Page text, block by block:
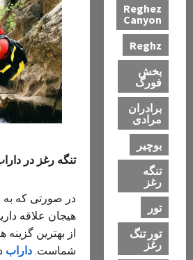
تنگه رغز در
در صورتی که
هیجان علاقه
از بهترین گزینه
شماست.داراب
Reghez
Canyon
Reghz
بخش
فورگ
برادران
مرادی
بوچیر
تنگه
رغز
تور
تور تنگ
رغز